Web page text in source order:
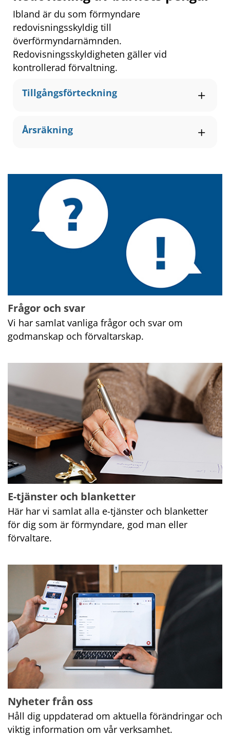
Ibland är du som förmyndare
redovisningsskyldig till
överförmyndarnämnden.
Redovisningsskyldigheten gäller vid
kontrollerad förvaltning.
Tillgångsförteckning
Årsräkning
Frågor och svar
Vi har samlat vanliga frågor och svar om
godmanskap och förvaltarskap.
E-tjänster och blanketter
Här har vi samlat alla e-tjänster och blanketter
för dig som är förmyndare, god man eller
förvaltare.
Nyheter från oss
Håll dig uppdaterad om aktuella förändringar och
viktig information om vår verksamhet.